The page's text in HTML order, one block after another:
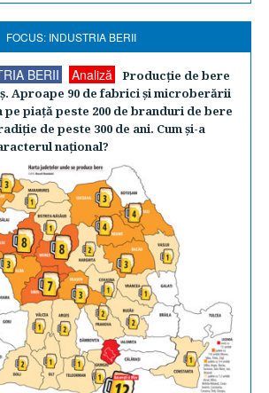
FOCUS: INDUSTRIA BERII
BERII Analiză
Producţie de bere
Aproape 90 de fabrici şi microberării
pe piaţă peste 200 de branduri de bere
de peste 300 de ani. Cum şi-a
naţional?